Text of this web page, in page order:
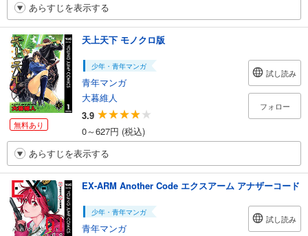
あらすじを表示する
無料あり
天上天下 モノクロ版
少年・青年マンガ
青年マンガ
大暮維人
3.9
0～627円 (税込)
試し読み
フォロー
あらすじを表示する
EX-ARM Another Code エクスアーム アナザーコード
少年・青年マンガ
青年マンガ
試し読み